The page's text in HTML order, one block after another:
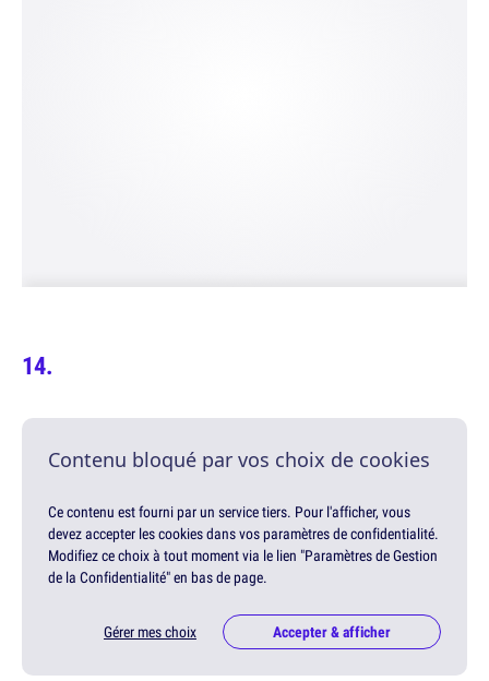
Contenu bloqué par vos choix de cookies
Ce contenu est fourni par un service tiers. Pour l'afficher, vous
devez accepter les cookies dans vos paramètres de confidentialité.
Modifiez ce choix à tout moment via le lien "Paramètres de Gestion
de la Confidentialité" en bas de page.
Gérer mes choix Accepter & afficher